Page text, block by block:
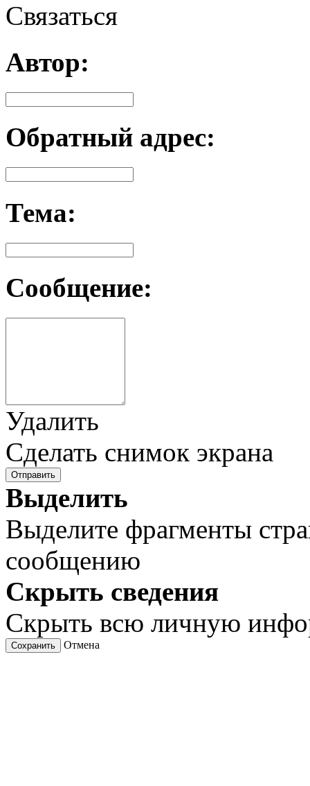
Связаться
Автор:
Обратный адрес:
Тема:
Сообщение:
Удалить
Сделать снимок экрана
Отправить
Выделить
Выделите фрагменты
сообщению
Скрыть сведения
Скрыть всю личную
Сохранить Отмена